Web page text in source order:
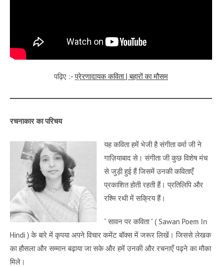
पढ़िए :-प्रेरणादायक कविता | बहारों का मौसम
रचनाकार का परिचय
यह कविता हमें भेजी है संगीता वर्मा जी ने
गाज़ियाबाद से। संगीता जी कुछ विशेष मंच
से जुड़ी हुई हैं जिसमें उनकी कविताएँ
प्रकाशित होती रहती हैं। प्रतिलिपि और
रश्मि रथी में सक्रिय हैं।
“ सावन पर कविता ” ( Sawan Poem In
Hindi ) के बारे में कृपया अपने विचार कमेंट बॉक्स में जरूर लिखें। जिससे लेखक
का हौसला और सम्मान बढ़ाया जा सके और हमें उनकी और रचनाएँ पढ़ने का मौका
मिले।